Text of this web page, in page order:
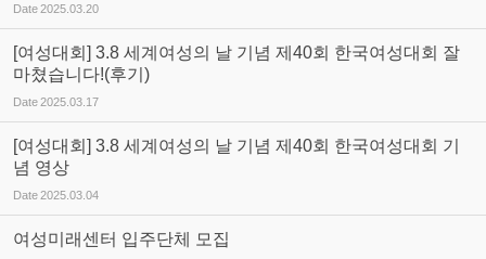
Date2025.03.20
[여성대회] 3.8 세계여성의 날 기념 제40회 한국여성대회 잘
마쳤습니다!(후기)
Date2025.03.17
[여성대회] 3.8 세계여성의 날 기념 제40회 한국여성대회 기
념 영상
Date2025.03.04
여성미래센터 입주단체 모집